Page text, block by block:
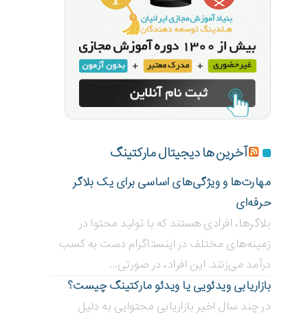
آخرین ها دیجیتال مارکتینگ
مهارت‌ها و ویژگی‌های اساسی برای یک بلاگر
حرفه‌ای
بلاگر‌ها، افرادی هستند که با تولید محتوا در
زمینه‌های مختلف در اینستاگرام دست به کسب
درآمد می‌زنند. این افراد، در صورتی...
بازاریابی ویدئویی ‌یا ویدئو مارکتینگ چیست؟
در چند سال اخیر بازاریابی محتوایی به دلیل